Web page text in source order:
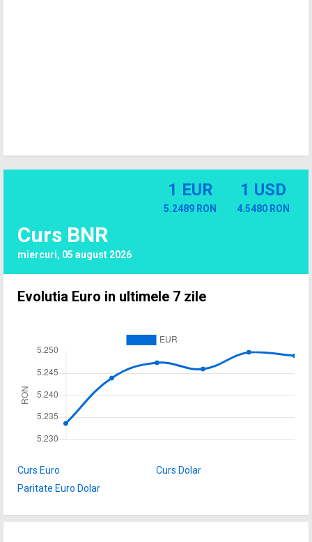
Curs BNR
miercuri, 05 august 2026
1 EUR
5.2489 RON
1 USD
4.5480 RON
Evolutia Euro in ultimele 7 zile
Curs Euro
Curs Dolar
Paritate Euro Dolar